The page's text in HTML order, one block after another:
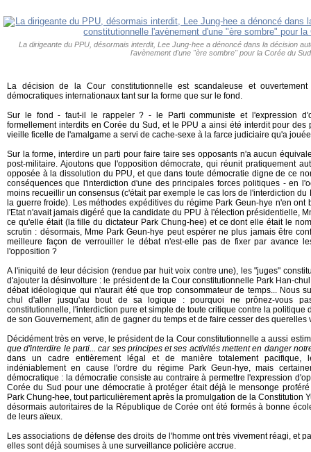
La dirigeante du PPU, désormais interdit, Lee Jung-hee a dénoncé dans la décision
l'avènement d'une "ère sombre" pour la Corée du
La décision de la Cour constitutionnelle est scandaleuse et
démocratiques internationaux tant sur la forme que sur le fond.
Sur le fond - faut-il le rappeler ? - le Parti communiste et l'expression
formellement interdits en Corée du Sud, et le PPU a ainsi été interdit pour des
vieille ficelle de l'amalgame a servi de cache-sexe à la farce judiciaire qu'a
Sur la forme, interdire un parti pour faire taire ses opposants n'a aucun
post-militaire. Ajoutons que l'opposition démocrate, qui réunit pratiquement
opposée à la dissolution du PPU, et que dans toute démocratie digne de ce
conséquences que l'interdiction d'une des principales forces politiques - en
moins recueillir un consensus (c'était par exemple le cas lors de l'interdiction du
la guerre froide). Les méthodes expéditives du régime Park Geun-hye n'en ont
l'Etat n'avait jamais digéré que la candidate du PPU à l'élection présidentielle,
ce qu'elle était (la fille du dictateur Park Chung-hee) et ce dont elle était le
scrutin : désormais, Mme Park Geun-hye peut espérer ne plus jamais être
meilleure façon de verrouiller le débat n'est-elle pas de fixer par avance
l'opposition ?
A l'iniquité de leur décision (rendue par huit voix contre une), les "juges"
d'ajouter la désinvolture : le président de la Cour constitutionnelle Park Han-
débat idéologique qui n'aurait été que trop consommateur de temps... Nous
chul d'aller jusqu'au bout de sa logique : pourquoi ne prônez-vous
constitutionnelle, l'interdiction pure et simple de toute critique contre la politique
de son Gouvernement, afin de gagner du temps et de faire cesser des querelles
Décidément très en verve, le président de la Cour constitutionnelle a aussi
que d'interdire le parti... car ses principes et ses activités mettent en danger
dans un cadre entièrement légal et de manière totalement pacifique,
indéniablement en cause l'ordre du régime Park Geun-hye, mais
démocratique : la démocratie consiste au contraire à permettre l'expression
Corée du Sud pour une démocratie à protéger était déjà le mensonge
Park Chung-hee, tout particulièrement après la promulgation de la Constitution
désormais autoritaires de la République de Corée ont été formés à bonne
de leurs aïeux.
Les associations de défense des droits de l'homme ont très vivement réagi, et
elles sont déjà soumises à une surveillance policière accrue.